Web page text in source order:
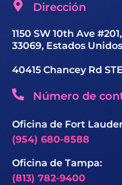
Dirección
1150 SW 10th Ave
33069, Estados Unidos
40415 Chancey Rd
Número de
Oficina de Fort
(954) 680-8588
Oficina de Tampa:
(813) 782-9400